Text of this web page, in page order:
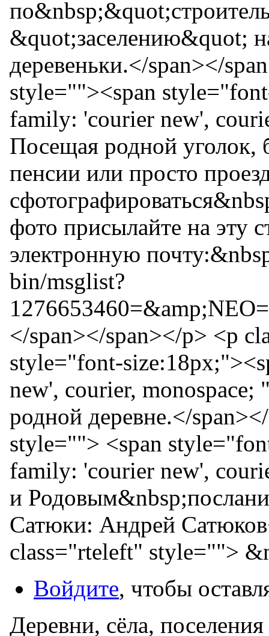
&quot;заселению&quot;
деревеньки.</span></
style=""><span
family: 'courier new',
Посещая родной уголок,
пенсии или просто
фото присылайте на эту
электронную
bin/msglist?
</span></span></p> <p
style="font-
new', courier,
родной деревне.</
style=""> <span
family: 'courier new',
и
Сатюки: Андрей
class="rteleft" style="">
Войдите, чтобы
Деревни, сёла,